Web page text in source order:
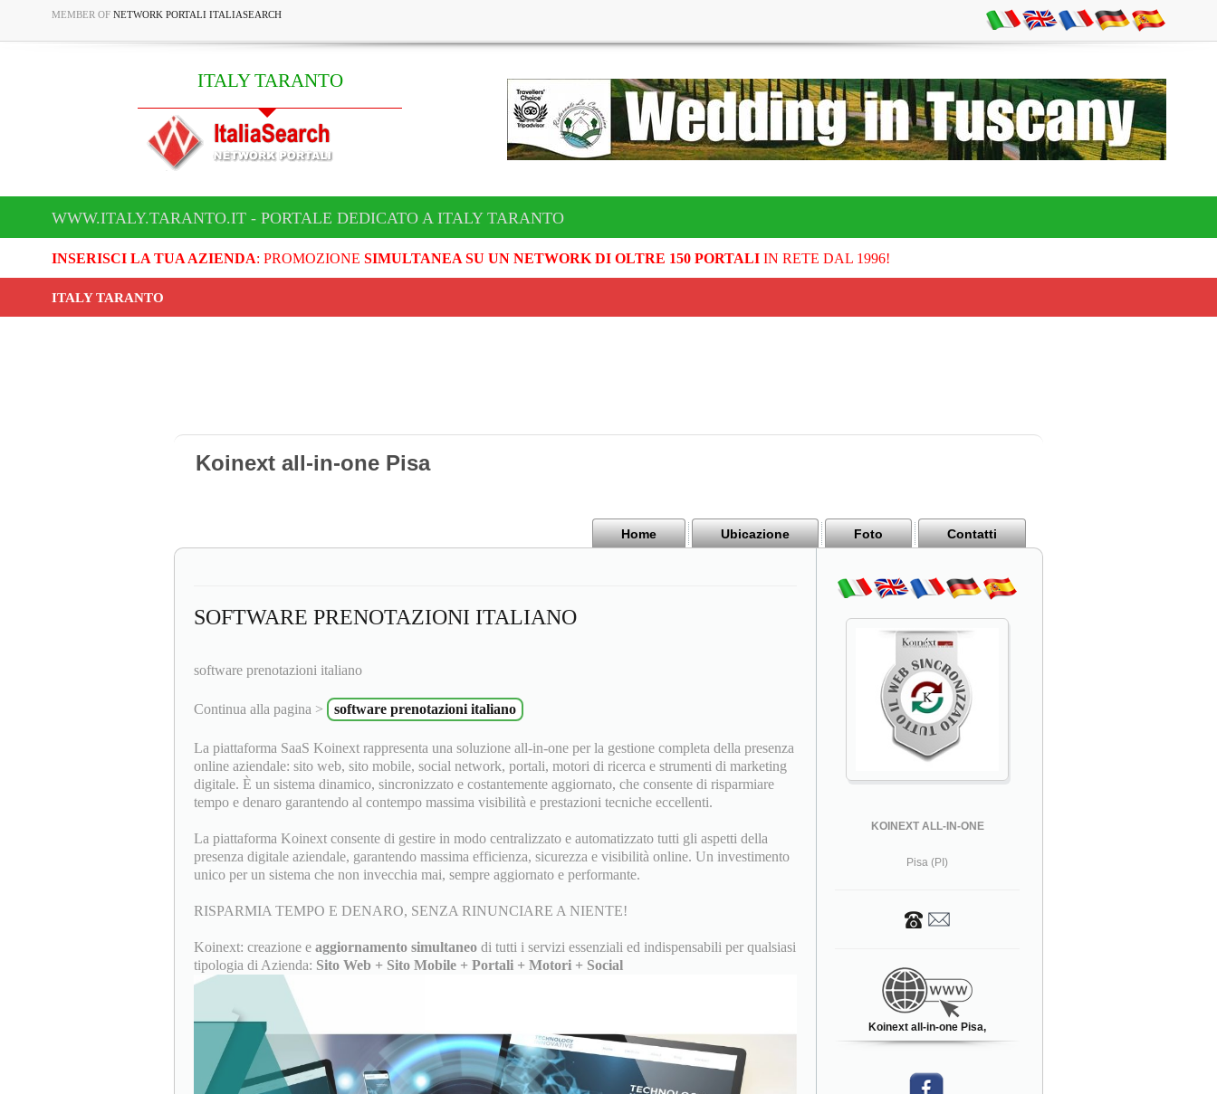
MEMBER OF NETWORK PORTALI ITALIASEARCH
ITALY TARANTO
WWW.ITALY.TARANTO.IT - PORTALE DEDICATO A ITALY TARANTO
INSERISCI LA TUA AZIENDA: PROMOZIONE SIMULTANEA SU UN NETWORK DI OLTRE 150 PORTALIIN RETE DAL 1996!
ITALY TARANTO
Koinext all-in-one Pisa
Home Ubicazione Foto Contatti
SOFTWARE PRENOTAZIONI ITALIANO
software prenotazioni italiano
Continua alla pagina > software prenotazioni italiano
La piattaforma SaaS Koinext rappresenta una soluzione all-in-one per la gestione completa della presenza
online aziendale: sito web, sito mobile, social network, portali, motori di ricerca e strumenti di marketing
digitale. È un sistema dinamico, sincronizzato e costantemente aggiornato, che consente di risparmiare
tempo e denaro garantendo al contempo massima visibilità e prestazioni tecniche eccellenti.
La piattaforma Koinext consente di gestire in modo centralizzato e automatizzato tutti gli aspetti della
presenza digitale aziendale, garantendo massima efficienza, sicurezza e visibilità online. Un investimento
unico per un sistema che non invecchia mai, sempre aggiornato e performante.
RISPARMIA TEMPO E DENARO, SENZA RINUNCIARE A NIENTE!
Koinext: creazione e aggiornamento simultaneo di tutti i servizi essenziali ed indispensabili per qualsiasi
tipologia di Azienda: Sito Web + Sito Mobile + Portali + Motori + Social
KOINEXT ALL-IN-ONE
Pisa (PI)
Koinext all-in-one Pisa,